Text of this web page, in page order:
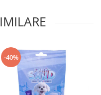
-40%